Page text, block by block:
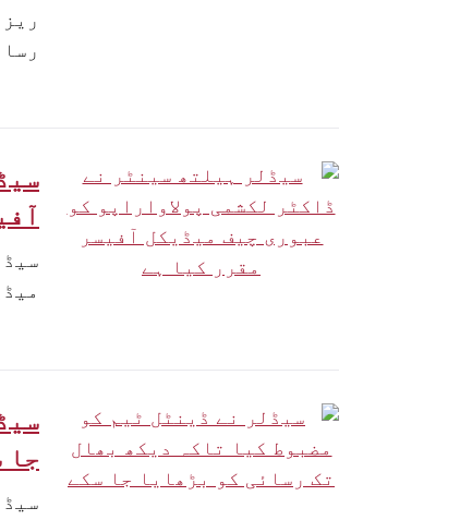
جا